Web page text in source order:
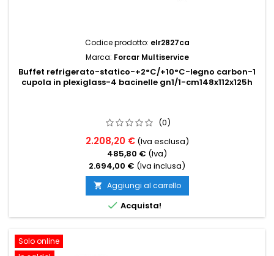
Codice prodotto: elr2827ca
Marca: Forcar Multiservice
Buffet refrigerato-statico-+2°C/+10°C-legno carbon-1
cupola in plexiglass-4 bacinelle gn1/1-cm148x112x125h
(0)
2.208,20 € (Iva esclusa)
485,80 € (Iva)
2.694,00 € (Iva inclusa)
 Aggiungi al carrello
 Acquista!
Solo online